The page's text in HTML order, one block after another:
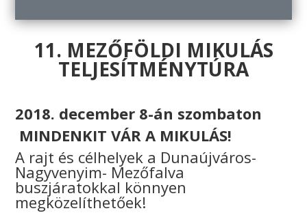
11. MEZŐFÖLDI MIKULÁS
TELJESÍTMÉNYTÚRA
2018. december 8-án szombaton
MINDENKIT VÁR A MIKULÁS!
A rajt és célhelyek a Dunaújváros-
Nagyvenyim- Mezőfalva
buszjáratokkal könnyen
megközelíthetőek!